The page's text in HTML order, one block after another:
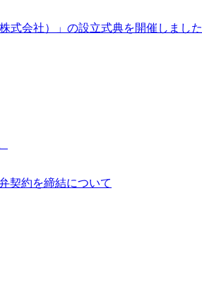
式会社）」の設立式典を開催しました
契約を締結について